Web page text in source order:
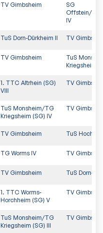
TV Gimbsheim
SG
Offstein/
IV
TuS Dorn-Dürkheim II TV
TV Gimbsheim
TuS
Kriegsheim
1. TTC Altrhein (SG)
VIII
TV
TuS Monsheim/TG
Kriegsheim (SG) IV
TV
TV Gimbsheim TuS
TG Worms IV TV
TV Gimbsheim TuS Dorn-
1. TTC Worms-
Horchheim (SG) V
TV
TuS Monsheim/TG
Kriegsheim (SG) III
TV